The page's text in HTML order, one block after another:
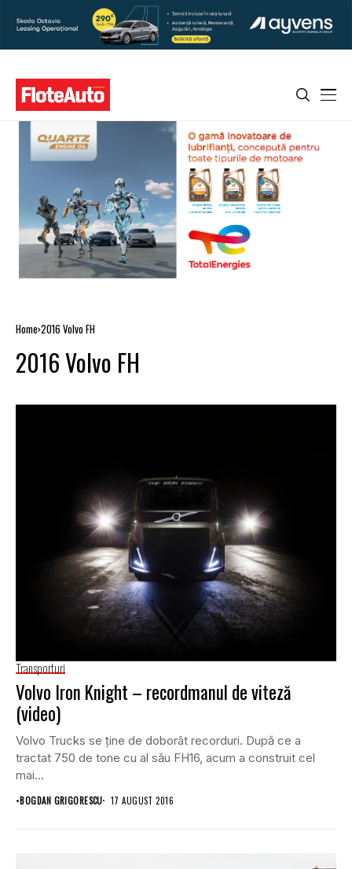
Home 2016 Volvo FH
2016 Volvo FH
Transporturi
Volvo Iron Knight – recordmanul de viteză
(video)
Volvo Trucks se ține de doborât recorduri. După ce a
tractat 750 de tone cu al său FH16, acum a construit cel
mai...
•BOGDAN GRIGORESCU 17 AUGUST 2016